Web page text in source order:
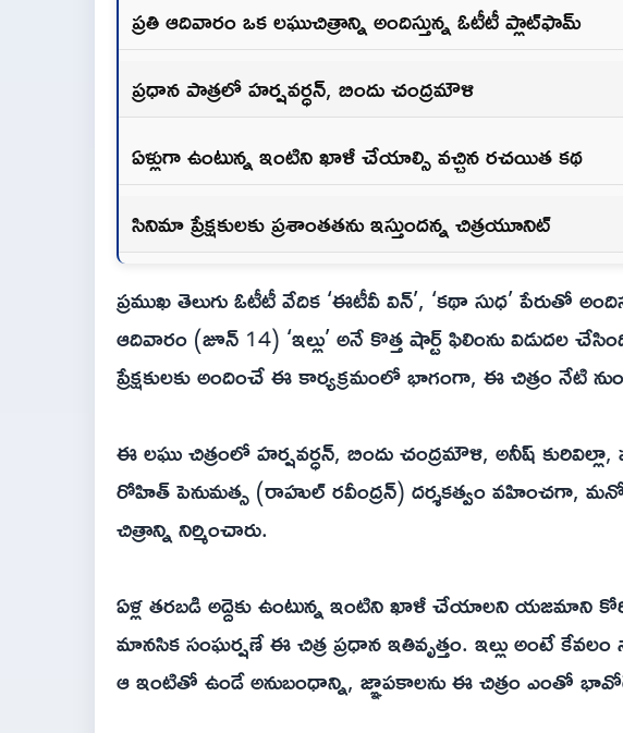
ప్రతి ఆదివారం ఒక లఘుచిత్రాన్ని అందిస్తున్న ఓటీటీ ప్లాట్‌ఫామ్
ప్రధాన పాత్రలో హర్షవర్ధన్, బిందు చంద్రమౌళి
ఏళ్లుగా ఉంటున్న ఇంటిని ఖాళీ చేయాల్సి వచ్చిన రచయిత కథ
సినిమా ప్రేక్షకులకు ప్రశాంతతను ఇస్తుందన్న చిత్రయూనిట్
ప్రముఖ తెలుగు ఓటీటీ వేదిక ‘ఈటీవీ విన్’, ‘కథా సుధ’ పేరుతో
ఆదివారం (జూన్ 14) ‘ఇల్లు’ అనే కొత్త షార్ట్ ఫిలింను విడుదల
ప్రేక్షకులకు అందించే ఈ కార్యక్రమంలో భాగంగా, ఈ చిత్రం నేటి
ఈ లఘు చిత్రంలో హర్షవర్ధన్, బిందు చంద్రమౌళి, అనీష్
రోహిత్ పెనుమత్స (రాహుల్ రవీంద్రన్) దర్శకత్వం వహించగా,
చిత్రాన్ని నిర్మించారు.
ఏళ్ల తరబడి అద్దెకు ఉంటున్న ఇంటిని ఖాళీ చేయాలని యజమాని
మానసిక సంఘర్షణే ఈ చిత్ర ప్రధాన ఇతివృత్తం. ఇల్లు అంటే
ఆ ఇంటితో ఉండే అనుబంధాన్ని, జ్ఞాపకాలను ఈ చిత్రం ఎంతో